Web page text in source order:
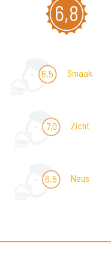
6,8
6,5 Smaak
7,0 Zicht
6,5 Neus